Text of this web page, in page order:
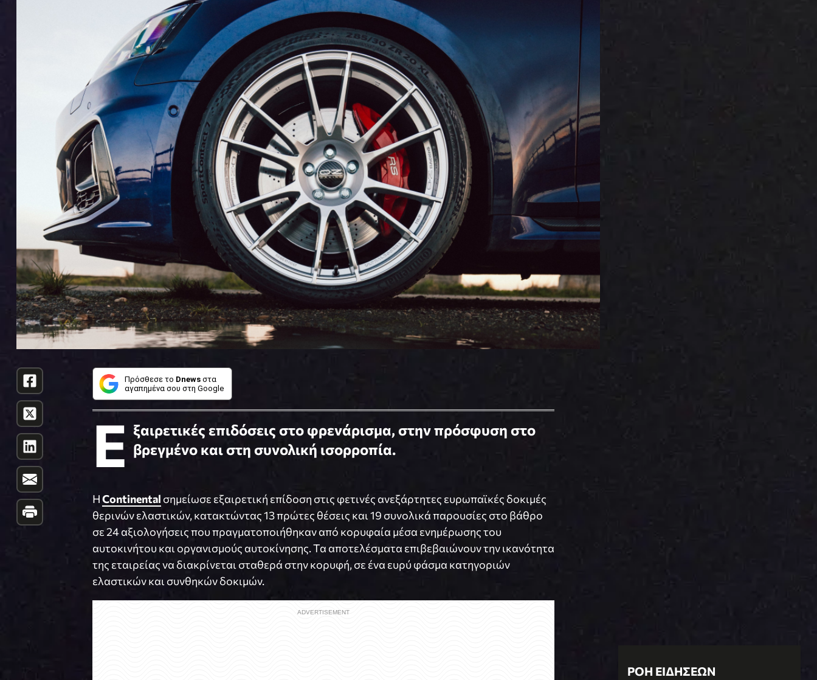
Πρόσθεσε το Dnews στα
αγαπημένα σου στη Google
Ε ξαιρετικές επιδόσεις στο φρενάρισμα, στην πρόσφυση στο
βρεγμένο και στη συνολική ισορροπία.
ΗContinental σημείωσε εξαιρετική επίδοση στις φετινές ανεξάρτητες ευρωπαϊκές δοκιμές
θερινών ελαστικών, κατακτώντας 13 πρώτες θέσεις και 19 συνολικά παρουσίες στο βάθρο
σε 24 αξιολογήσεις που πραγματοποιήθηκαν από κορυφαία μέσα ενημέρωσης του
αυτοκινήτου και οργανισμούς αυτοκίνησης. Τα αποτελέσματα επιβεβαιώνουν την ικανότητα
της εταιρείας να διακρίνεται σταθερά στην κορυφή, σε ένα ευρύ φάσμα κατηγοριών
ελαστικών και συνθηκών δοκιμών.
ΡΟΗ ΕΙΔΗΣΕΩΝ